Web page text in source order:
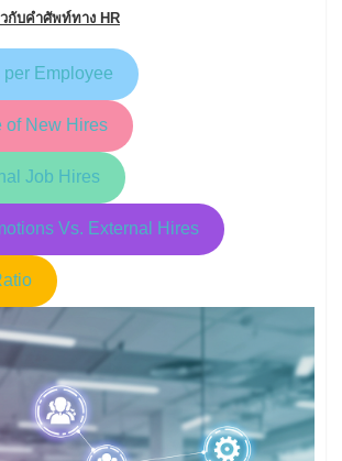
กับคำศัพท์ทาง HR
Employee
of New Hires
Job Hires
Vs. External Hires